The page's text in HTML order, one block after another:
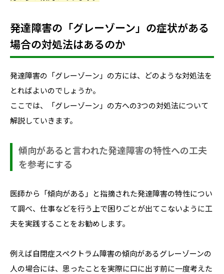
発達障害の「グレーゾーン」の症状がある
場合の対処法はあるのか
発達障害の「グレーゾーン」の方には、どのような対処法を
とればよいのでしょうか。
ここでは、「グレーゾーン」の方への3つの対処法について
解説していきます。
傾向があると言われた発達障害の特性への工夫
を参考にする
医師から「傾向がある」と指摘された発達障害の特性につい
て調べ、仕事などを行う上で困りごとが出てこないように工
夫を実践することをお勧めします。
例えば自閉症スペクトラム障害の傾向があるグレーゾーンの
人の場合には、思ったことを実際に口に出す前に一度考えた